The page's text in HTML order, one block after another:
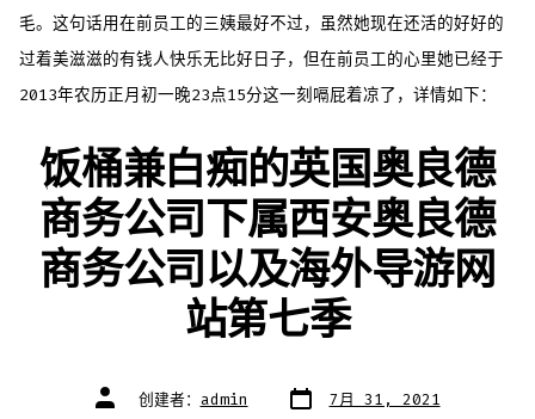
毛。这句话用在前员工的三姨最好不过，虽然她现在还活的好好的
过着美滋滋的有钱人快乐无比好日子，但在前员工的心里她已经于
2013年农历正月初一晚23点15分这一刻嗝屁着凉了，详情如下：
饭桶兼白痴的英国奥良德
商务公司下属西安奥良德
商务公司以及海外导游网
站第七季
文
章 创建者： admin 文
章 7月 31, 2021